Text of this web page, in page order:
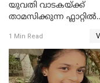
യുവതി വാടകയ്ക്ക്
താമസിക്കുന്ന ഫ്ലാറ്റില്‍
സംഭവം
1 Min Read